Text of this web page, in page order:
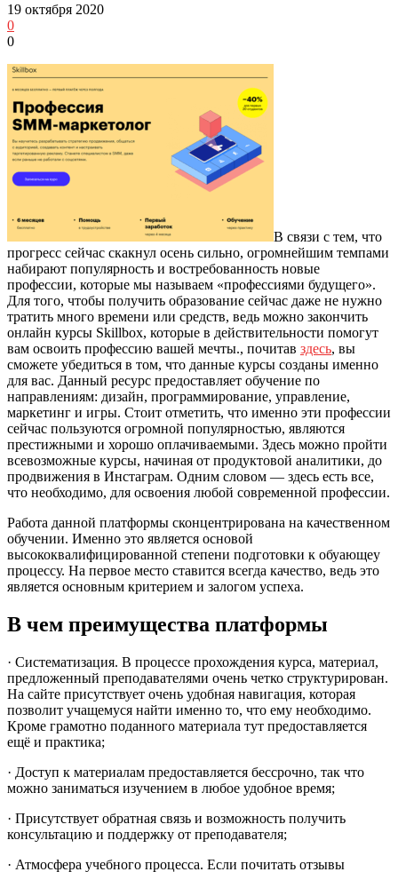
19 октября 2020
0
0
В связи с тем, что
прогресс сейчас скакнул осень сильно, огромнейшим темпами
набирают популярность и востребованность новые
профессии, которые мы называем «профессиями будущего».
Для того, чтобы получить образование сейчас даже не нужно
тратить много времени или средств, ведь можно закончить
онлайн курсы Skillbox, которые в действительности помогут
вам освоить профессию вашей мечты., почитав здесь, вы
сможете убедиться в том, что данные курсы созданы именно
для вас. Данный ресурс предоставляет обучение по
направлениям: дизайн, программирование, управление,
маркетинг и игры. Стоит отметить, что именно эти профессии
сейчас пользуются огромной популярностью, являются
престижными и хорошо оплачиваемыми. Здесь можно пройти
всевозможные курсы, начиная от продуктовой аналитики, до
продвижения в Инстаграм. Одним словом — здесь есть все,
что необходимо, для освоения любой современной профессии.
Работа данной платформы сконцентрирована на качественном
обучении. Именно это является основой
высококвалифицированной степени подготовки к обуающеу
процессу. На первое место ставится всегда качество, ведь это
является основным критерием и залогом успеха.
В чем преимущества платформы
· Систематизация. В процессе прохождения курса, материал,
предложенный преподавателями очень четко структурирован.
На сайте присутствует очень удобная навигация, которая
позволит учащемуся найти именно то, что ему необходимо.
Кроме грамотно поданного материала тут предоставляется
ещё и практика;
· Доступ к материалам предоставляется бессрочно, так что
можно заниматься изучением в любое удобное время;
· Присутствует обратная связь и возможность получить
консультацию и поддержку от преподавателя;
· Атмосфера учебного процесса. Если почитать отзывы